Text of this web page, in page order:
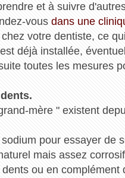
et à suivre
vous dans une
votre dentiste, ce
déjà installée,
toutes les mesures
mère " existent
pour essayer de
mais assez
ou en complément